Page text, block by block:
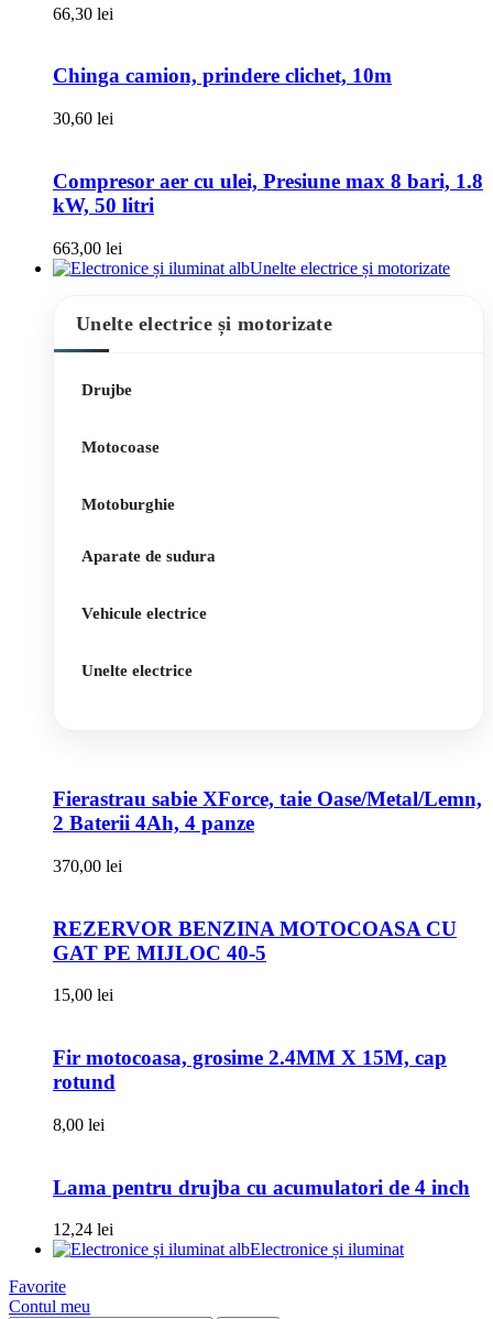
66,30 lei
Chinga camion, prindere clichet, 10m
30,60 lei
Compresor aer cu ulei, Presiune max 8 bari, 1.8
kW, 50 litri
663,00 lei
Unelte electrice și motorizate
Unelte electrice și motorizate
Drujbe
Motocoase
Motoburghie
Aparate de sudura
Vehicule electrice
Unelte electrice
Fierastrau sabie XForce, taie Oase/Metal/Lemn,
2 Baterii 4Ah, 4 panze
370,00 lei
REZERVOR BENZINA MOTOCOASA CU
GAT PE MIJLOC 40-5
15,00 lei
Fir motocoasa, grosime 2.4MM X 15M, cap
rotund
8,00 lei
Lama pentru drujba cu acumulatori de 4 inch
12,24 lei
Electronice și iluminat
Favorite
Contul meu